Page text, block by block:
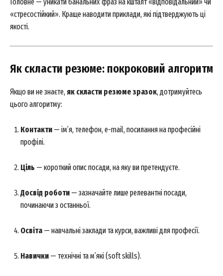
«стресостійкий». Краще наводити приклади, які підтверджують ці
якості.
Як скласти резюме: покроковий алгоритм
Якщо ви не знаєте, як скласти резюме зразок, дотримуйтесь
цього алгоритму:
Контакти — ім’я, телефон, e-mail, посилання на професійні
профілі.
Ціль — короткий опис посади, на яку ви претендуєте.
Досвід роботи — зазначайте лише релевантні посади,
починаючи з останньої.
Освіта — навчальні заклади та курси, важливі для професії.
Навички — технічні та м’які (soft skills).